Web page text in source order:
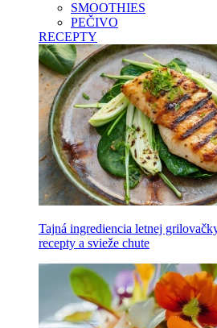
SMOOTHIES
PEČIVO
RECEPTY
Tajná ingrediencia letnej
recepty a svieže chute